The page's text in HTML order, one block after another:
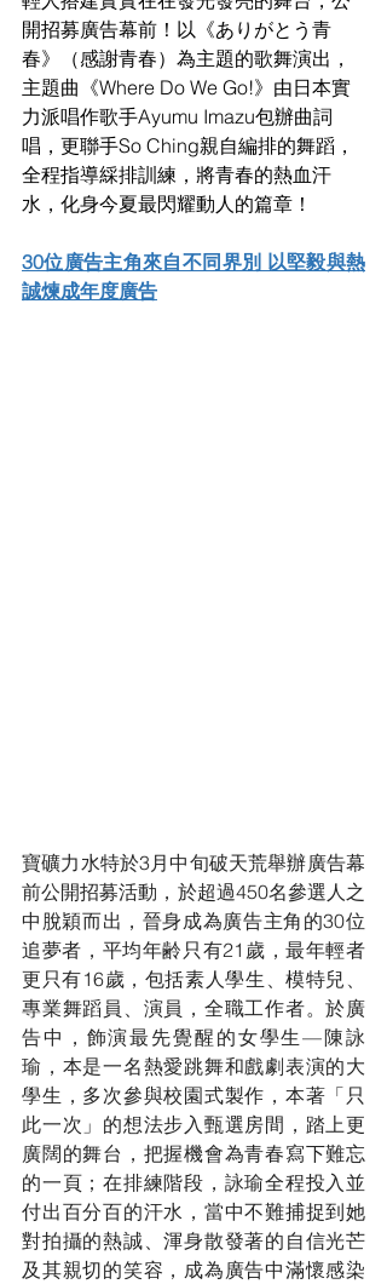
開招募廣告幕前！以《ありがとう青
春》（感謝青春）為主題的歌舞演出，
主題曲《Where Do We Go!》由日本實
力派唱作歌手Ayumu Imazu包辦曲詞
唱，更聯手So Ching親自編排的舞蹈，
全程指導綵排訓練，將青春的熱血汗
水，化身今夏最閃耀動人的篇章！
30位廣告主角來自不同界別 以堅毅與熱
誠煉成年度廣告
寶礦力水特於3月中旬破天荒舉辦廣告幕
前公開招募活動，於超過450名參選人之
中脫穎而出，晉身成為廣告主角的30位
追夢者，平均年齢只有21歲，最年輕者
更只有16歲，包括素人學生、模特兒、
專業舞蹈員、演員，全職工作者。於廣
告中，飾演最先覺醒的女學生—陳詠
瑜，本是一名熱愛跳舞和戲劇表演的大
學生，多次參與校園式製作，本著「只
此一次」的想法步入甄選房間，踏上更
廣闊的舞台，把握機會為青春寫下難忘
的一頁；在排練階段，詠瑜全程投入並
付出百分百的汗水，當中不難捕捉到她
對拍攝的熱誠、渾身散發著的自信光芒
及其親切的笑容，成為廣告中滿懷感染